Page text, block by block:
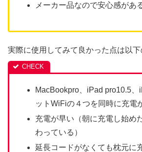
メーカー品なので安心感があ
実際に使用してみて良かった点は以下
MacBookpro、iPad pro10.5、
ットWiFiの４つを同時に充電
充電が早い（朝に充電し始め
わっている）
延長コードがなくても枕元に